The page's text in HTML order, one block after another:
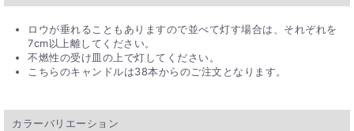
ロウが垂れることもありますので並べて灯す場合は、それぞれを
7cm以上離してください。
不燃性の受け皿の上で灯してください。
こちらのキャンドルは38本からのご注文となります。
カラーバリエーション